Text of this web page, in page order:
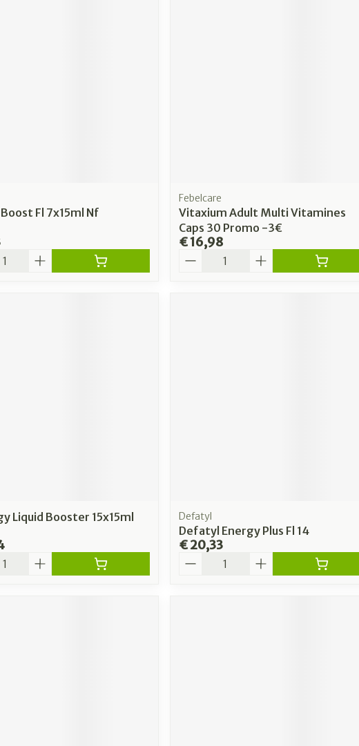
Fl 7x15ml Nf
Febelcare
Vitaxium Adult Multi Vitamines
Caps 30 Promo -3€
€ 16,98
Liquid Booster 15x15ml Defatyl
Defatyl Energy Plus Fl 14
€ 20,33